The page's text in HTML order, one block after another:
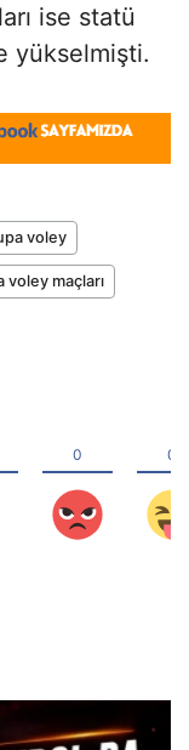
ise statü
yükselmişti.
voley
voley maçları